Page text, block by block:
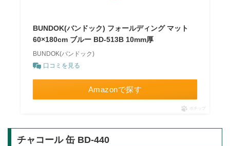
BUNDOK(バンドック) フォールディング マット
60×180cm ブルー BD-513B 10mm厚
BUNDOK(バンドック)
口コミを見る
Amazonで探す
ポチップ
チャコール 缶 BD-440